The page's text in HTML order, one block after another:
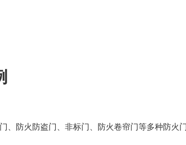
防火防盗门、非标门、防火卷帘门等多种防